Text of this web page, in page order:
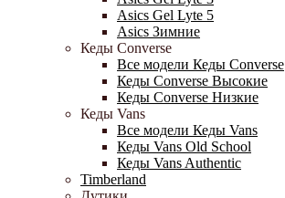
Asics Gel Lyte 5
Asics Зимние
Кеды Converse
Все модели Кеды Converse
Кеды Converse Высокие
Кеды Converse Низкие
Кеды Vans
Все модели Кеды Vans
Кеды Vans Old School
Кеды Vans Authentic
Timberland